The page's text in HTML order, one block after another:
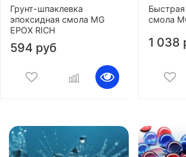
Грунт-шпаклевка
эпоксидная смола MG
EPOX RICH
594 руб
смола
1 038